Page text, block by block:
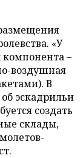
«У
компонента –
воздушная
В
эскадрильи
создать
склады,